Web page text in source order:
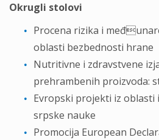
Okrugli stolovi
Procena rizika i
oblasti bezbednosti hrane
Nutritivne i zdravstvene
prehrambenih proizvoda:
Evropski projekti iz oblasti
srpske nauke
Promocija European